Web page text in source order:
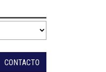
CONTACTO